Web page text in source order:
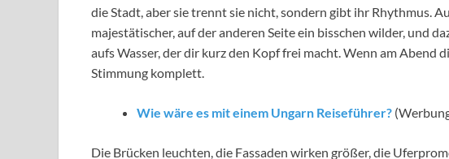
die Stadt, aber sie trennt sie nicht, sondern gibt ihr Rhythmus.
majestätischer, auf der anderen Seite ein bisschen wilder, und
aufs Wasser, der dir kurz den Kopf frei macht. Wenn am Abend
Stimmung komplett.
Wie wäre es mit einem Ungarn Reiseführer?
Die Brücken leuchten, die Fassaden wirken größer, die